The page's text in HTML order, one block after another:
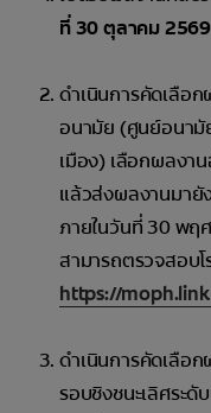
ที่ 30 ตุลาคม 2569
ดำเนินการคัดเลือ
อนามัย (ศูนย์อนามั
เมือง) เลือกผลงา
แล้วส่งผลงานมา
ภายในวันที่ 30 พฤ
สามารถตรวจสอบ
https://
ดำเนินการคัดเลือ
รอบชิงชนะเลิศระ